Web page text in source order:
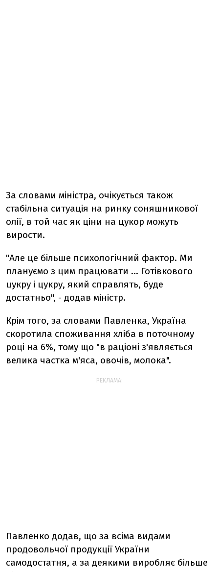
За словами міністра, очікується також
стабільна ситуація на ринку соняшникової
олії, в той час як ціни на цукор можуть
вирости.
"Але це більше психологічний фактор. Ми
плануємо з цим працювати ... Готівкового
цукру і цукру, який справлять, буде
достатньо", - додав міністр.
Крім того, за словами Павленка, Україна
скоротила споживання хліба в поточному
році на 6%, тому що "в раціоні з'являється
велика частка м'яса, овочів, молока".
РЕКЛАМА:
Павленко додав, що за всіма видами
продовольчої продукції України
самодостатня, а за деякими виробляє більше